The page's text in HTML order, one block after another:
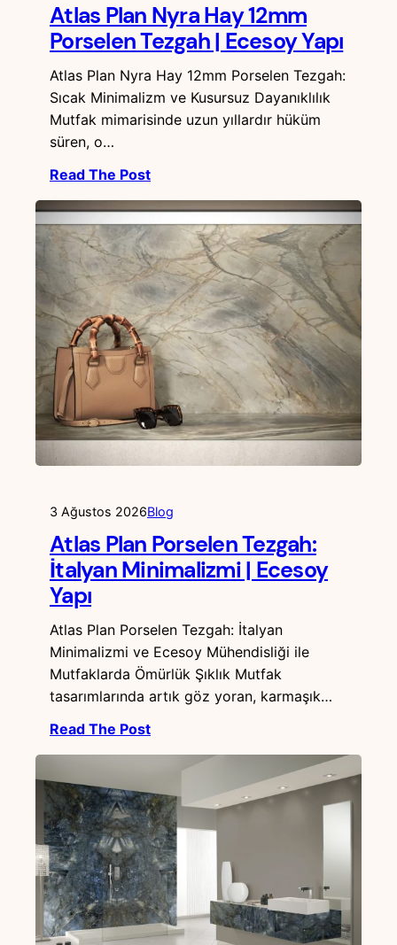
Atlas Plan Nyra Hay 12mm
Porselen Tezgah | Ecesoy Yapı
Atlas Plan Nyra Hay 12mm Porselen Tezgah:
Sıcak Minimalizm ve Kusursuz Dayanıklılık
Mutfak mimarisinde uzun yıllardır hüküm
süren, o…
Read The Post
3 Ağustos 2026Blog
Atlas Plan Porselen Tezgah:
İtalyan Minimalizmi | Ecesoy
Yapı
Atlas Plan Porselen Tezgah: İtalyan
Minimalizmi ve Ecesoy Mühendisliği ile
Mutfaklarda Ömürlük Şıklık Mutfak
tasarımlarında artık göz yoran, karmaşık…
Read The Post